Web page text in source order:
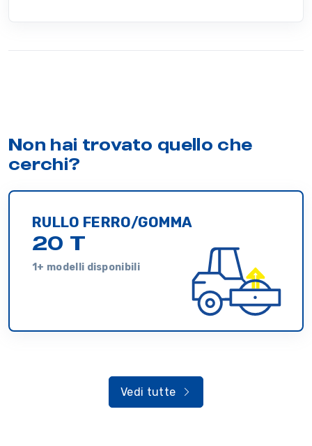
Non hai trovato quello che
cerchi?
RULLO FERRO/GOMMA
20 T
1+ modelli disponibili
Vedi tutte